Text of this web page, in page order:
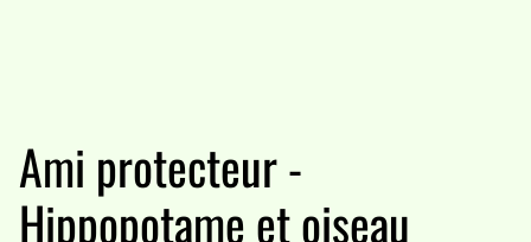
Ami protecteur -
Hippopotame et oiseau